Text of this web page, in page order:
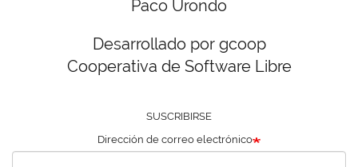
Paco Urondo
Desarrollado por gcoop
Cooperativa de Software Libre
SUSCRIBIRSE
Dirección de correo electrónico